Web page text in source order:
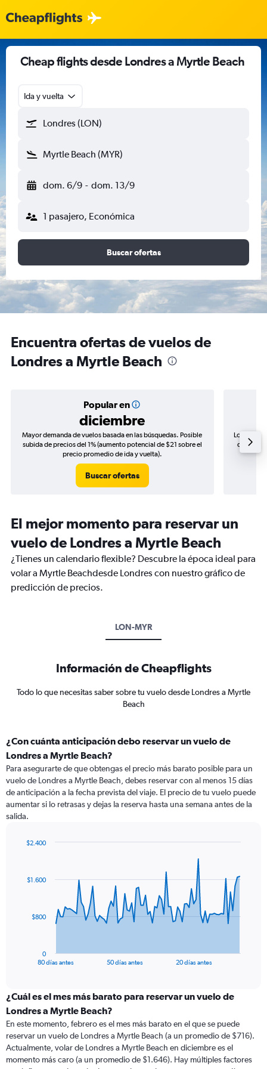
Cheap flights desde Londres a Myrtle Beach
Ida y vuelta
Londres (LON)
Myrtle Beach (MYR)
dom. 6/9 - dom. 13/9
1 pasajero, Económica
Buscar ofertas
Encuentra ofertas de vuelos de
Londres a Myrtle Beach
Popular en
diciembre
Mayor demanda de vuelos basada en las búsquedas. Posible
subida de precios del 1% (aumento potencial de $21 sobre el
precio promedio de ida y vuelta).
Buscar ofertas
Los
de
El mejor momento para reservar un
vuelo de Londres a Myrtle Beach
¿Tienes un calendario flexible? Descubre la época ideal para
volar a Myrtle Beachdesde Londres con nuestro gráfico de
predicción de precios.
LON-MYR
Información de Cheapflights
Todo lo que necesitas saber sobre tu vuelo desde Londres a Myrtle
Beach
¿Con cuánta anticipación debo reservar un vuelo de
Londres a Myrtle Beach?
Para asegurarte de que obtengas el precio más barato posible para un
vuelo de Londres a Myrtle Beach, debes reservar con al menos 15 días
de anticipación a la fecha prevista del viaje. El precio de tu vuelo puede
aumentar si lo retrasas y dejas la reserva hasta una semana antes de la
salida.
data
The
categories.
Range:
categories.
The
chart
has
80 días antes 50 días antes 20 días antes
0
$800
$1.600
$2.400
¿Cuál es el mes más barato para reservar un vuelo de
Londres a Myrtle Beach?
En este momento, febrero es el mes más barato en el que se puede
reservar un vuelo de Londres a Myrtle Beach (a un promedio de $716).
Actualmente, volar de Londres a Myrtle Beach en diciembre es el
momento más caro (a un promedio de $1.646). Hay múltiples factores